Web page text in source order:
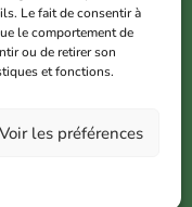
Le fait de consentir à
le comportement de
ou de retirer son
et fonctions.
Voir les préférences